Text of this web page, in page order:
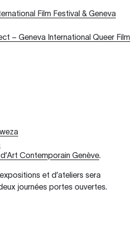
Film Festival & Geneva
– Geneva International Queer Film
Contemporain Genève.
et d’ateliers sera
journées portes ouvertes.